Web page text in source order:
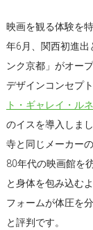
映画を観る体験を
年6月、関西初進出
ンク京都」がオー
デザインコンセプ
ト・ギャレイ・ル
のイスを導入しま
寺と同じメーカー
80年代の映画館を
と身体を包み込む
フォームが体圧を
と評判です。